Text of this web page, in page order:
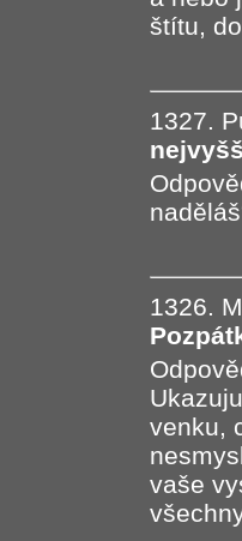
štítu,
1327.
1326.
venku,
vaše